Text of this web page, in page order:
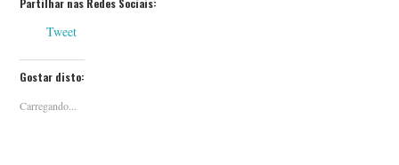
Partilhar nas Redes Sociais:
Tweet
Gostar disto:
Carregando...